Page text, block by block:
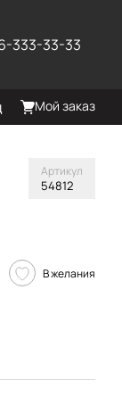
333-33-33
Мой заказ
Артикул
54812
В желания